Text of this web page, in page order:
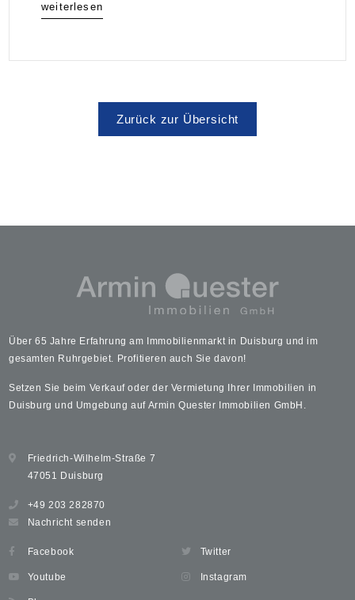
weiterlesen
Zurück zur Übersicht
Über 65 Jahre Erfahrung am Immobilienmarkt in Duisburg und im
gesamten Ruhrgebiet. Profitieren auch Sie davon!
Setzen Sie beim Verkauf oder der Vermietung Ihrer Immobilien in
Duisburg und Umgebung auf Armin Quester Immobilien GmbH.
Friedrich-Wilhelm-Straße 7
47051 Duisburg
+49 203 282870
Nachricht senden
Facebook Twitter
Youtube Instagram